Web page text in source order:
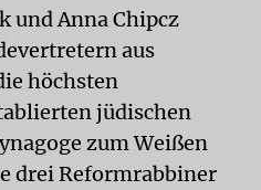
und Anna Chipcz
aus
höchsten
jüdischen
zum Weißen
drei Reformrabbiner